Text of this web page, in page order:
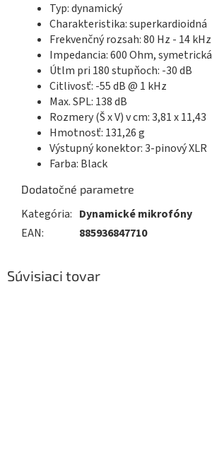
Typ: dynamický
Charakteristika: superkardioidná
Frekvenčný rozsah: 80 Hz - 14 kHz
Impedancia: 600 Ohm, symetrická
Útlm pri 180 stupňoch: -30 dB
Citlivosť: -55 dB @ 1 kHz
Max. SPL: 138 dB
Rozmery (Š x V) v cm: 3,81 x 11,43
Hmotnosť: 131,26 g
Výstupný konektor: 3-pinový XLR
Farba: Black
Dodatočné parametre
Kategória: Dynamické mikrofóny
EAN: 885936847710
Súvisiaci tovar